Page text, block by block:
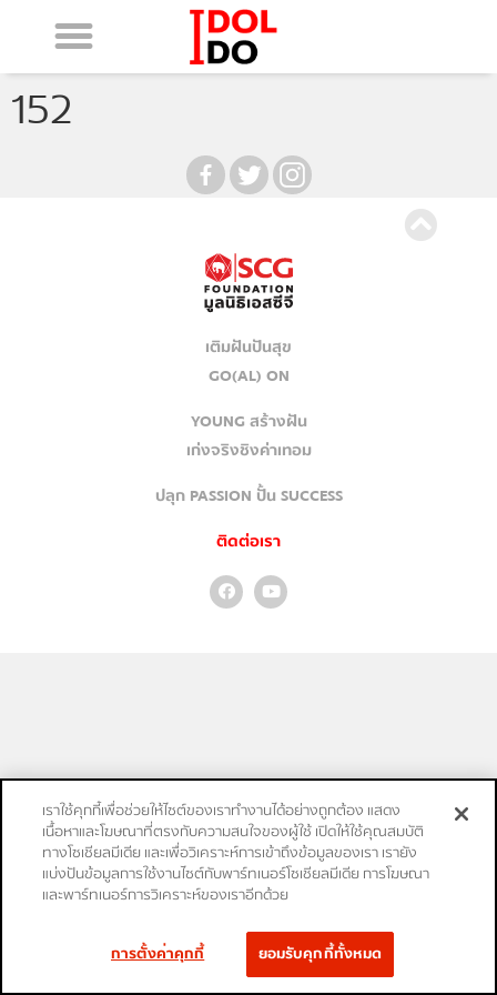
152
เติมฝันปันสุข
GO(AL) ON
YOUNG สร้างฝัน
เก่งจริงชิงค่าเทอม
ปลุก PASSION ปั้น SUCCESS
ติดต่อเรา
เราใช้คุกกี้เพื่อช่วยให้ไซต์ของเราทำงานได้อย่างถูกต้อง แสดง
เนื้อหาและโฆษณาที่ตรงกับความสนใจของผู้ใช้ เปิดให้ใช้คุณสมบัติ
ทางโซเชียลมีเดีย และเพื่อวิเคราะห์การเข้าถึงข้อมูลของเรา เรายัง
แบ่งปันข้อมูลการใช้งานไซต์กับพาร์ทเนอร์โซเชียลมีเดีย การโฆษณา
และพาร์ทเนอร์การวิเคราะห์ของเราอีกด้วย
การตั้งค่าคุกกี้ ยอมรับคุกกี้ทั้งหมด